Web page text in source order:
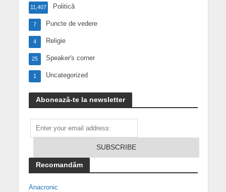
Politică
11,407
Puncte de vedere
7
Religie
4
Speaker's corner
25
Uncategorized
1
Abonează-te la newsletter
Recomandăm
Anacronic